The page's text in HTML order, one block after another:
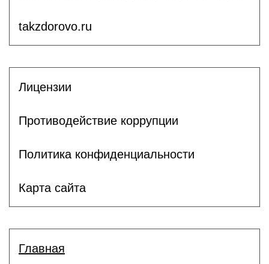
takzdorovo.ru
Лицензии
Противодействие коррупции
Политика конфиденциальности
Карта сайта
Главная